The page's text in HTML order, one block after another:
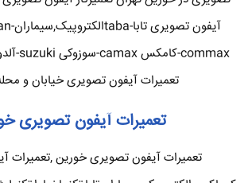
تعمیرات آیفون تصویری خیابان و
تعمیرات آیفون تصویری
تعمیرات آیفون تصویری خورین ,تعمیرات